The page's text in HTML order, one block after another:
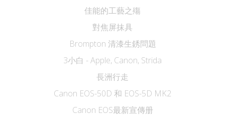
佳能的工藝之殤
對焦屏抹具
Brompton 清漆生銹問題
3小白 - Apple, Canon, Strida
長洲行走
Canon EOS-50D 和 EOS-5D MK2
Canon EOS最新宣傳册